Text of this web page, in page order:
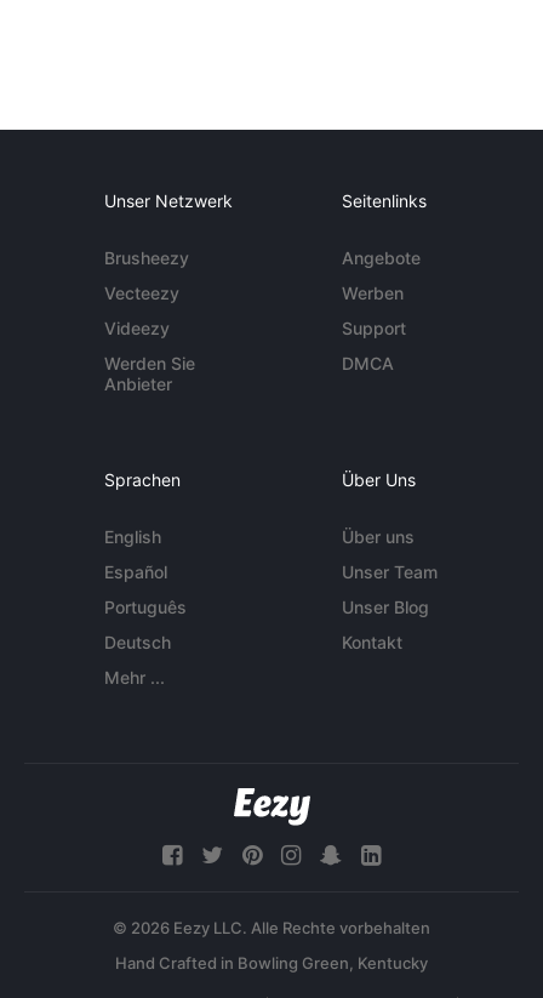
Unser Netzwerk
Brusheezy
Vecteezy
Videezy
Werden Sie
Anbieter
Seitenlinks
Angebote
Werben
Support
DMCA
Sprachen
English
Español
Português
Deutsch
Mehr ...
Über Uns
Über uns
Unser Team
Unser Blog
Kontakt
© 2026 Eezy LLC. Alle Rechte vorbehalten